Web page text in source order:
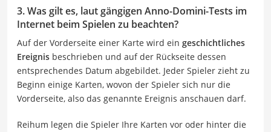
3. Was gilt es, laut gängigen Anno-Domini-Tests im
Internet beim Spielen zu beachten?
Auf der Vorderseite einer Karte wird ein geschichtliches
Ereignis beschrieben und auf der Rückseite dessen
entsprechendes Datum abgebildet. Jeder Spieler zieht zu
Beginn einige Karten, wovon der Spieler sich nur die
Vorderseite, also das genannte Ereignis anschauen darf.
Reihum legen die Spieler Ihre Karten vor oder hinter die